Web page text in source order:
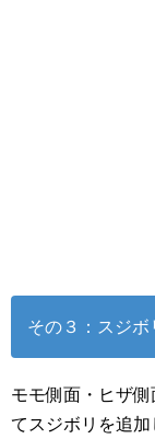
その３：スジ
モモ側面・ヒザ
てスジボリを追加